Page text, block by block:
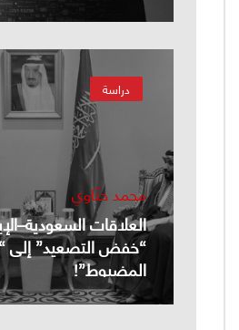
دراسة
محمد حنّاوي
العلاقات
“خفض التصعيد” إلى
المضبوط”!